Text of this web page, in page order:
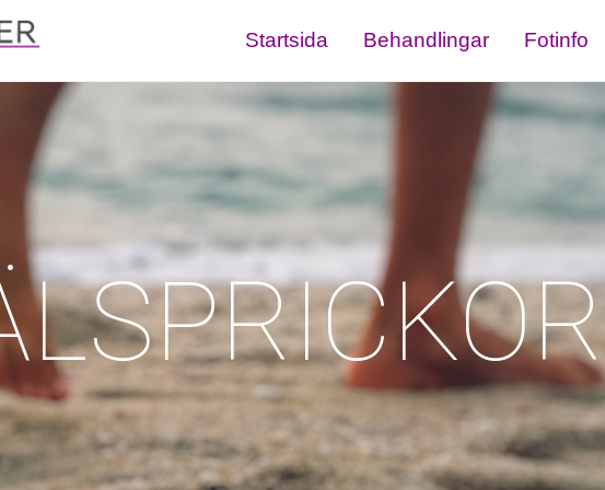
Startsida Behandlingar Fotinfo